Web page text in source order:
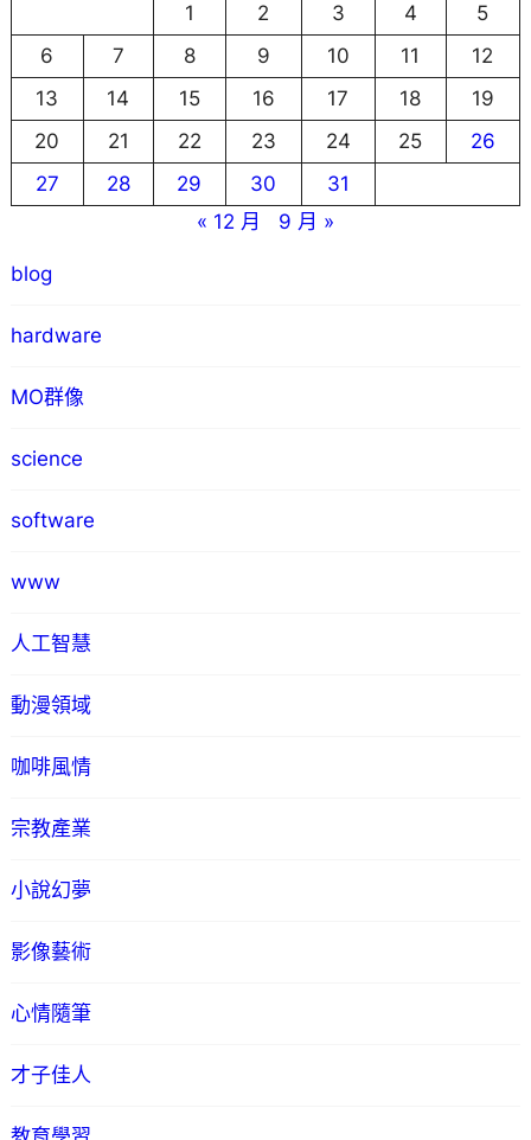
1
2 3 4
5
6
7 8 9 10 11
12
13
14 15 16 17 18
19
20
21 22 23 24 25
26
27
28 29 30
31
« 12 月
9 月 »
blog
hardware
MO群像
science
software
www
人工智慧
動漫領域
咖啡風情
宗教產業
小說幻夢
影像藝術
心情隨筆
才子佳人